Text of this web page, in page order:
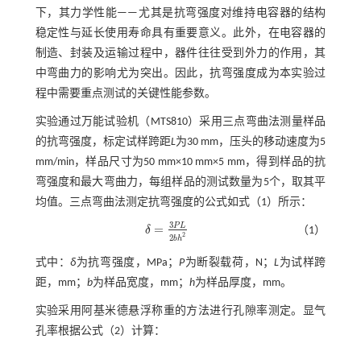
下，其力学性能——尤其是抗弯强度对维持电容器的结构
稳定性与延长使用寿命具有重要意义。此外，在电容器的
制造、封装及运输过程中，器件往往受到外力的作用，其
中弯曲力的影响尤为突出。因此，抗弯强度成为本实验过
程中需要重点测试的关键性能参数。
实验通过万能试验机（MTS810）采用三点弯曲法测量样品
的抗弯强度，标定试样跨距L为30 mm，压头的移动速度为5
mm/min，样品尺寸为50 mm×10 mm×5 mm，得到样品的抗
弯强度和最大弯曲力，每组样品的测试数量为5个，取其平
均值。三点弯曲法测定抗弯强度的公式如式（1） 所示：
δ = 3PL
2bh2
δ=3P L2bh （1）
式中：δ为抗弯强度，MPa；P为断裂载荷，N；L为试样跨
距，mm； b为样品宽度，mm； h为样品厚度，mm。
实验采用阿基米德悬浮称重的方法进行孔隙率测定。显气
孔率根据公式（2） 计算：